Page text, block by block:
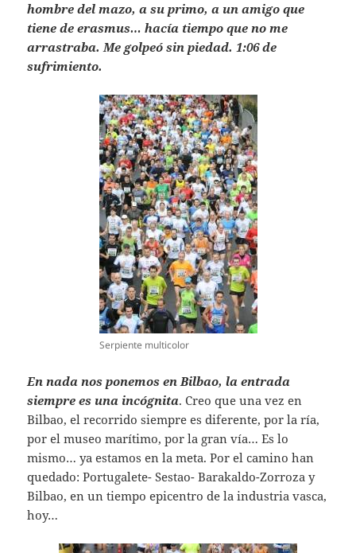
hombre del mazo, a su primo, a un amigo que
tiene de erasmus… hacía tiempo que no me
arrastraba. Me golpeó sin piedad. 1:06 de
sufrimiento.
Serpiente multicolor
En nada nos ponemos en Bilbao, la entrada
siempre es una incógnita. Creo que una vez en
Bilbao, el recorrido siempre es diferente, por la ría,
por el museo marítimo, por la gran vía… Es lo
mismo… ya estamos en la meta. Por el camino han
quedado: Portugalete- Sestao- Barakaldo-Zorroza y
Bilbao, en un tiempo epicentro de la industria vasca,
hoy…